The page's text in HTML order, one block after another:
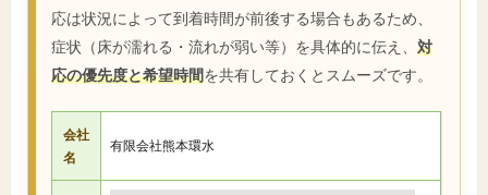
応は状況によって到着時間が前後する場合もあるため、
症状（床が濡れる・流れが弱い等）を具体的に伝え、 対
応の優先度と希望時間を共有しておくとスムーズです。
会社
名
有限会社熊本環水